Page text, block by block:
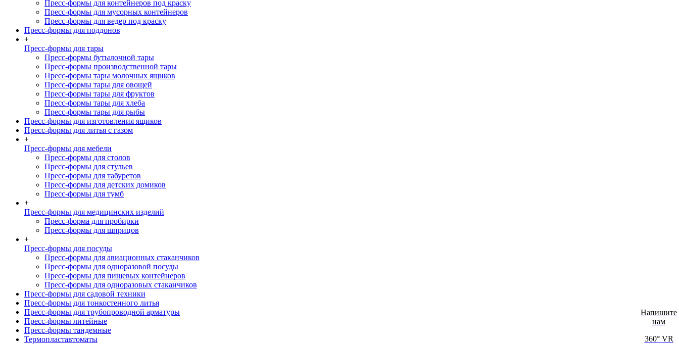
Пресс-формы для контейнеров под краску
Пресс-формы для мусорных контейнеров
Пресс-формы для ведер под краску
Пресс-формы для поддонов
+
Пресс-формы для тары
Пресс-формы бутылочной тары
Пресс-формы производственной тары
Пресс-формы тары молочных ящиков
Пресс-формы тары для овощей
Пресс-формы тары для фруктов
Пресс-формы тары для хлеба
Пресс-формы тары для рыбы
Пресс-формы для изготовления ящиков
Пресс-формы для литья с газом
+
Пресс-формы для мебели
Пресс-формы для столов
Пресс-формы для стульев
Пресс-формы для табуретов
Пресс-формы для детских домиков
Пресс-формы для тумб
+
Пресс-формы для медицинских изделий
Пресс-форма для пробирки
Пресс-формы для шприцов
+
Пресс-формы для посуды
Пресс-формы для авиационных стаканчиков
Пресс-формы для одноразовой посуды
Пресс-формы для пищевых контейнеров
Пресс-формы для одноразовых стаканчиков
Пресс-формы для садовой техники
Пресс-формы для тонкостенного литья
Пресс-формы для трубопроводной арматуры
Пресс-формы литейные
Пресс-формы тандемные
Термопластавтоматы
Напишите
нам
360° VR